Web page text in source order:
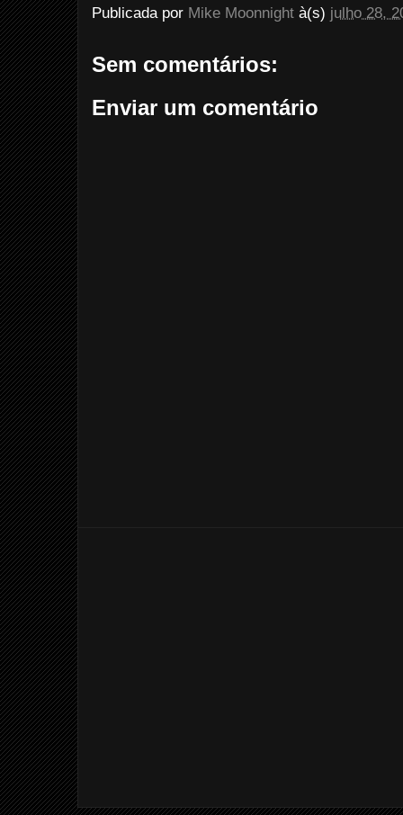
Publicada por Mike Moonnight à(s) julho 28,
Sem comentários:
Enviar um comentário